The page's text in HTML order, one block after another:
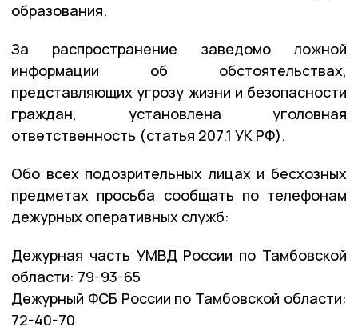
образования.
За распространение заведомо ложной
информации об обстоятельствах,
представляющих угрозу жизни и безопасности
граждан, установлена уголовная
ответственность (статья 207.1 УК РФ).
Обо всех подозрительных лицах и бесхозных
предметах просьба сообщать по телефонам
дежурных оперативных служб:
Дежурная часть УМВД России по Тамбовской
области: 79-93-65
Дежурный ФСБ России по Тамбовской области:
72-40-70